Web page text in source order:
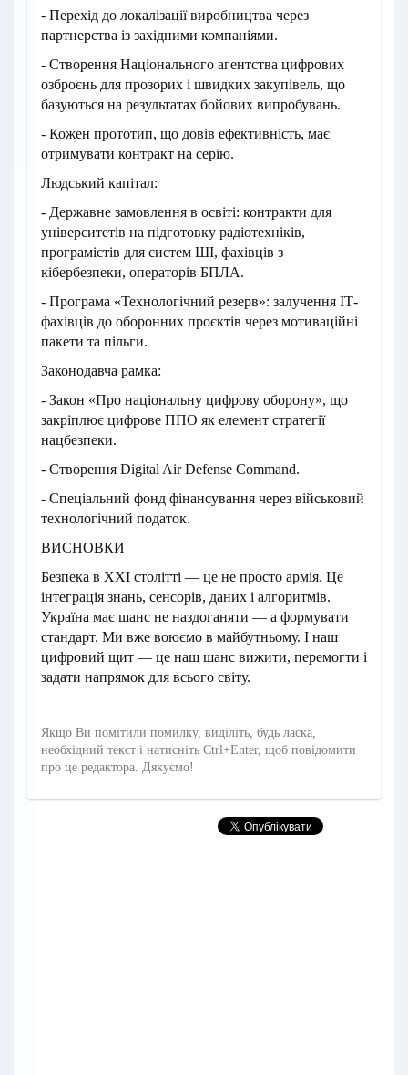
- Перехід до локалізації виробництва через
партнерства із західними компаніями.
- Створення Національного агентства цифрових
озброєнь для прозорих і швидких закупівель, що
базуються на результатах бойових випробувань.
- Кожен прототип, що довів ефективність, має
отримувати контракт на серію.
Людський капітал:
- Державне замовлення в освіті: контракти для
університетів на підготовку радіотехніків,
програмістів для систем ШІ, фахівців з
кібербезпеки, операторів БПЛА.
- Програма «Технологічний резерв»: залучення ІТ-
фахівців до оборонних проєктів через мотиваційні
пакети та пільги.
Законодавча рамка:
- Закон «Про національну цифрову оборону», що
закріплює цифрове ППО як елемент стратегії
нацбезпеки.
- Створення Digital Air Defense Command.
- Спеціальний фонд фінансування через військовий
технологічний податок.
ВИСНОВКИ
Безпека в XXI столітті — це не просто армія. Це
інтеграція знань, сенсорів, даних і алгоритмів.
Україна має шанс не наздоганяти — а формувати
стандарт. Ми вже воюємо в майбутньому. І наш
цифровий щит — це наш шанс вижити, перемогти і
задати напрямок для всього світу.
Якщо Ви помітили помилку, виділіть, будь ласка,
необхідний текст і натисніть Ctrl+Enter, щоб повідомити
про це редактора. Дякуємо!